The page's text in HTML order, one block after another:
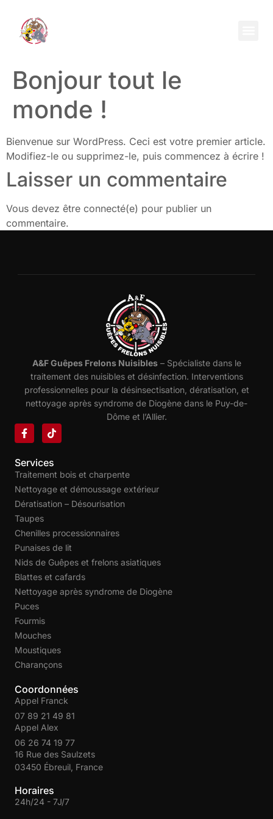
Bonjour tout le
monde !
Bienvenue sur WordPress. Ceci est votre premier article.
Modifiez-le ou supprimez-le, puis commencez à écrire !
Laisser un commentaire
Vous devez être connecté(e) pour publier un
commentaire.
A&F Guêpes Frelons Nuisibles– Spécialiste dans le
traitement des nuisibles et désinfection. Interventions
professionnelles pour la désinsectisation, dératisation, et
nettoyage après syndrome de Diogène dans le Puy-de-
Dôme et l’Allier.
Services
Traitement bois et charpente
Nettoyage et démoussage extérieur
Dératisation – Désourisation
Taupes
Chenilles processionnaires
Punaises de lit
Nids de Guêpes et frelons asiatiques
Blattes et cafards
Nettoyage après syndrome de Diogène
Puces
Fourmis
Mouches
Moustiques
Charançons
Coordonnées
Appel Franck
07 89 21 49 81
Appel Alex
06 26 74 19 77
16 Rue des Saulzets
03450 Ébreuil, France
Horaires
24h/24 - 7J/7